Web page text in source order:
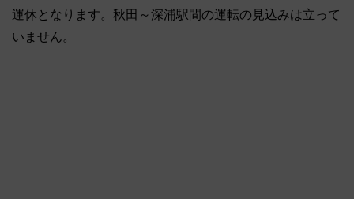
運休となります。秋田～深浦駅間の運転の見込みは立って
いません。